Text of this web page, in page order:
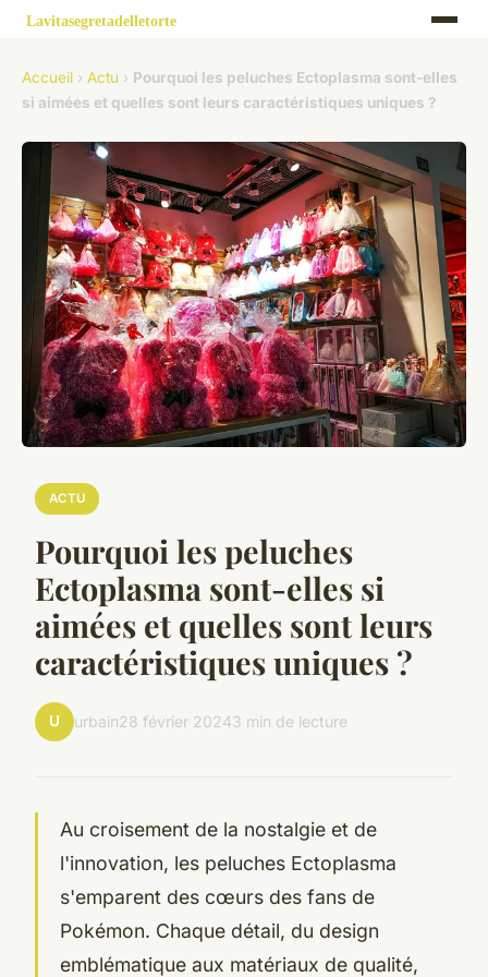
Accueil › Actu › Pourquoi les peluches Ectoplasma sont-elles
si aimées et quelles sont leurs caractéristiques uniques ?
ACTU
Pourquoi les peluches
Ectoplasma sont-elles si
aimées et quelles sont leurs
caractéristiques uniques ?
U urbain28 février 20243 min de lecture
Au croisement de la nostalgie et de
l'innovation, les peluches Ectoplasma
s'emparent des cœurs des fans de
Pokémon. Chaque détail, du design
emblématique aux matériaux de qualité,